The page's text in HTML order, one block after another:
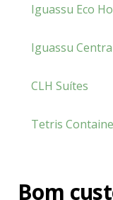
Iguassu Eco
Iguassu
CLH Suítes
Tetris
Bom